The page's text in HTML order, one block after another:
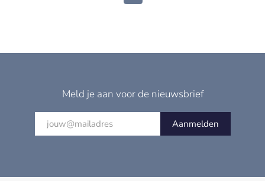
Meld je aan voor de nieuwsbrief
Aanmelden